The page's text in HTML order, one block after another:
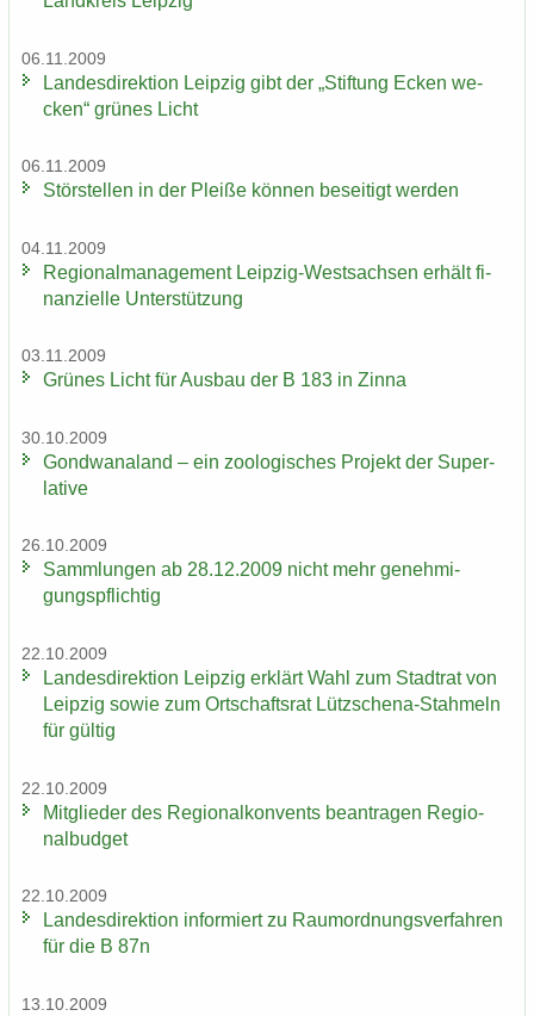
06.11.2009
Lan­des­di­rek­ti­on Leip­zig gibt der „Stif­tung Ecken we­
cken“ grü­nes Licht
06.11.2009
Stör­stel­len in der Plei­ße kön­nen be­sei­tigt wer­den
04.11.2009
Re­gio­nal­ma­nage­ment Leipzig-​Westsachsen er­hält fi­
nan­zi­el­le Un­ter­stüt­zung
03.11.2009
Grü­nes Licht für Aus­bau der B 183 in Zinna
30.10.2009
Gond­wa­na­land – ein zoo­lo­gi­sches Pro­jekt der Su­per­
la­ti­ve
26.10.2009
Samm­lun­gen ab 28.12.2009 nicht mehr ge­neh­mi­
gungs­pflich­tig
22.10.2009
Lan­des­di­rek­ti­on Leip­zig er­klärt Wahl zum Stadt­rat von
Leip­zig sowie zum Ort­schafts­rat Lützschena-​Stahmeln
für gül­tig
22.10.2009
Mit­glie­der des Re­gio­nal­kon­vents be­an­tra­gen Re­gio­
nal­bud­get
22.10.2009
Lan­des­di­rek­ti­on in­for­miert zu Raum­ord­nungs­ver­fah­ren
für die B 87n
13.10.2009